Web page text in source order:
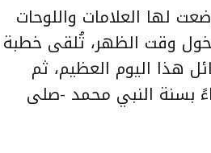
لها العلامات واللوحات
وقت الظهر، تُلقى خطبة
هذا اليوم العظيم، ثم
بسنة النبي محمد -صلى